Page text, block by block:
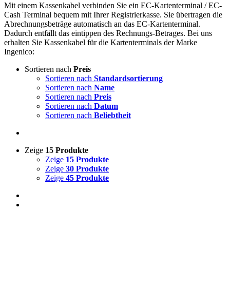
Mit einem Kassenkabel verbinden Sie ein EC-Kartenterminal / EC-
Cash Terminal bequem mit Ihrer Registrierkasse. Sie übertragen die
Abrechnungsbeträge automatisch an das EC-Kartenterminal.
Dadurch entfällt das eintippen des Rechnungs-Betrages. Bei uns
erhalten Sie Kassenkabel für die Kartenterminals der Marke
Ingenico:
Sortieren nach Preis
Sortieren nach Standardsortierung
Sortieren nach Name
Sortieren nach Preis
Sortieren nach Datum
Sortieren nach Beliebtheit
Zeige 15 Produkte
Zeige 15 Produkte
Zeige 30 Produkte
Zeige 45 Produkte